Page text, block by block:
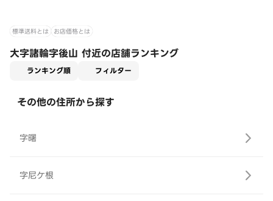
標準送料とは お店価格とは
大字諸輪字後山 付近の店舗ランキング
ランキング順 フィルター
その他の住所から探す
字曙
字尼ケ根